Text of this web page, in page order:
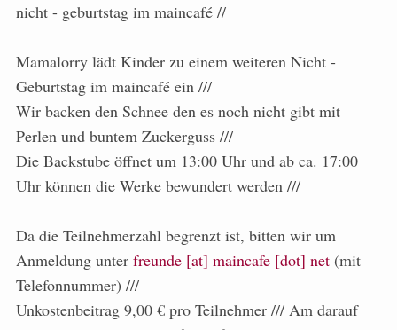
nicht - geburtstag im maincafé //
Mamalorry lädt Kinder zu einem weiteren Nicht -
Geburtstag im maincafé ein ///
Wir backen den Schnee den es noch nicht gibt mit
Perlen und buntem Zuckerguss ///
Die Backstube öffnet um 13:00 Uhr und ab ca. 17:00
Uhr können die Werke bewundert werden ///
Da die Teilnehmerzahl begrenzt ist, bitten wir um
Anmeldung unter freunde [at] maincafe [dot] net (mit
Telefonnummer) ///
Unkostenbeitrag 9,00 € pro Teilnehmer /// Am darauf